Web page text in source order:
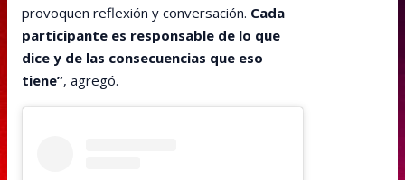
provoquen reflexión y conversación. Cada
participante es responsable de lo que
dice y de las consecuencias que eso
tiene”, agregó.